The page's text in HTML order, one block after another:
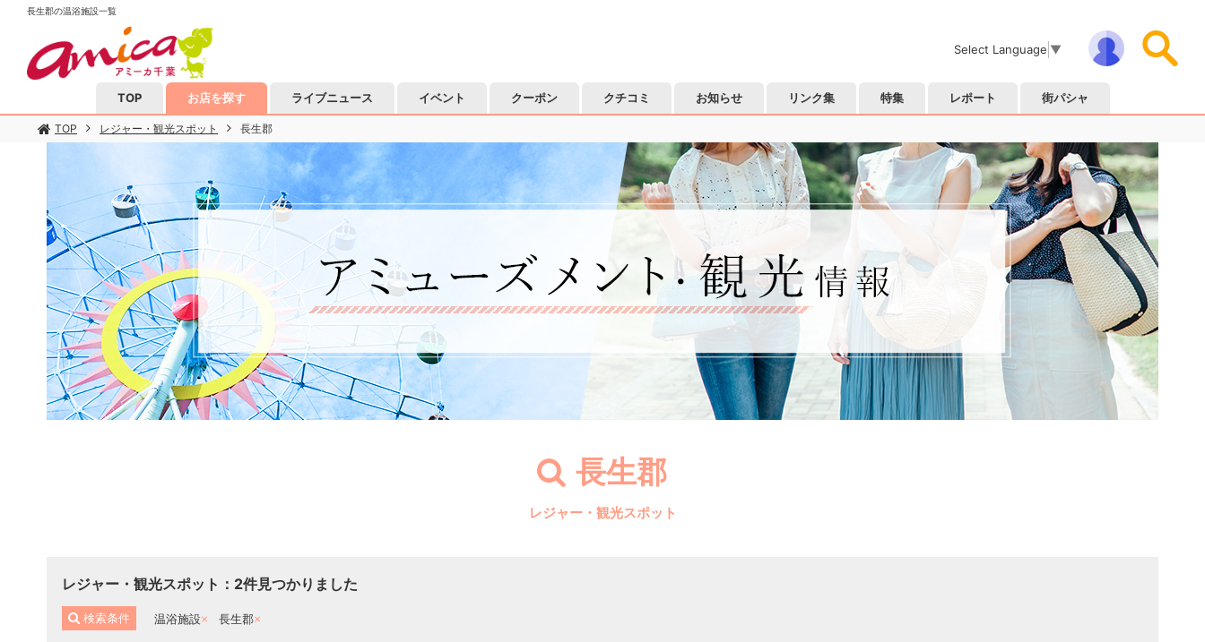
長生郡の温浴施設一覧
Select Language ▼
TOP お店を探す ライブニュース イベント クーポン クチコミ お知らせ リンク集 特集 レポート 街パシャ
TOP レジャー・観光スポット 長生郡
長生郡
レジャー・観光スポット
レジャー・観光スポット ： 2件見つかりました
検索条件 温浴施設 長生郡